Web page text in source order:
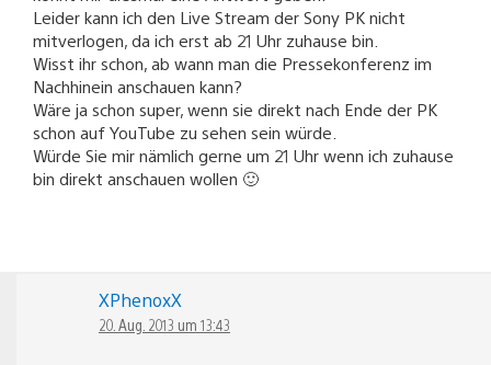
Leider kann ich den Live Stream der Sony PK nicht
mitverlogen, da ich erst ab 21 Uhr zuhause bin.
Wisst ihr schon, ab wann man die Pressekonferenz im
Nachhinein anschauen kann?
Wäre ja schon super, wenn sie direkt nach Ende der PK
schon auf YouTube zu sehen sein würde.
Würde Sie mir nämlich gerne um 21 Uhr wenn ich zuhause
bin direkt anschauen wollen 🙂
XPhenoxX
20. Aug. 2013 um 13:43